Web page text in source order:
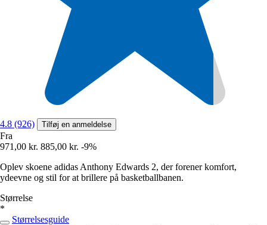
4.8 (926) Tilføj en anmeldelse
Fra
971,00 kr. 885,00 kr. -9%
Oplev skoene adidas Anthony Edwards 2, der forener komfort,
ydeevne og stil for at brillere på basketballbanen.
Størrelse
*
Størrelsesguide